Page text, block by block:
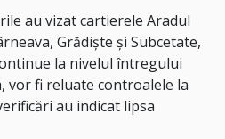
au vizat cartierele Aradul
Grădiște și Subcetate,
la nivelul întregului
vor fi reluate controalele la
au indicat lipsa